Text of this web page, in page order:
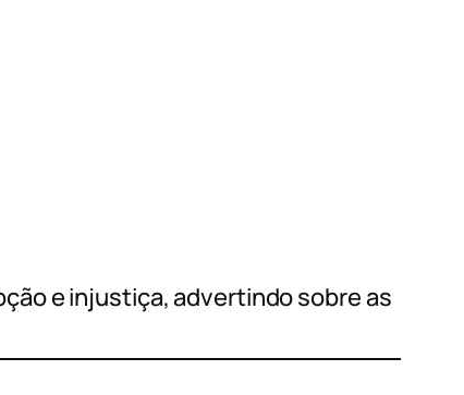
e injustiça, advertindo sobre as